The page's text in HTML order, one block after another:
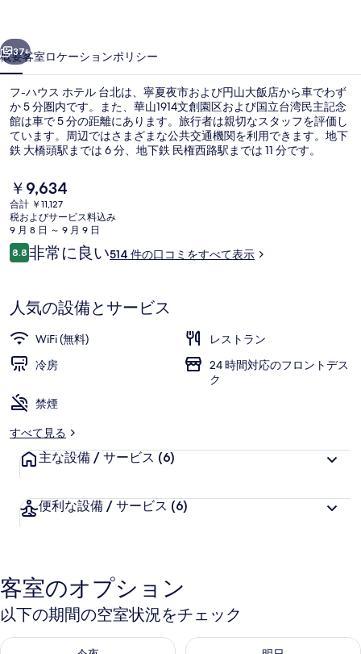
台
北
の
写
真
ギ
ャ
ラ
リ
37+
概要客室ロケーションポリシー
フ-ハウス ホテル 台北は、寧夏夜市および円山大飯店から車でわず
か 5 分圏内です。また、華山1914文創園区および国立台湾民主記念
館は車で 5 分の距離にあります。旅行者は親切なスタッフを評価し
ています。周辺ではさまざまな公共交通機関を利用できます。地下
鉄 大橋頭駅までは 6 分、地下鉄 民権西路駅までは 11 分です。
現
在
の
料
金
は
す
￥9,634
合計 ￥11,127
税およびサービス料込み
9 月 8 日 ～ 9 月 9 日
口
コ
8.810段階中8.8
非常に良い514 件の口コミをすべて表示
人気の設備とサービス
WiFi (無料)
レストラン
冷房
24 時間対応のフロントデス
ク
禁煙
すべて見る
主な設備 / サービス (6)
便利な設備 / サービス (6)
客室のオプション
以下の期間の空室状況をチェック
今夜 8月 10 - 8月 11 の空室状況をチェック明日 8月 11 - 8月 12 の空室状